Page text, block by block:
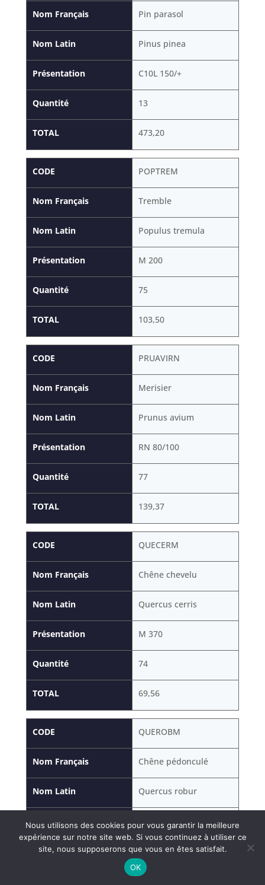
Nom Français
Nom Latin
Présentation
Quantité
TOTAL
Pin parasol
Pinus pinea
C10L 150/+
13
473,20
CODE
Nom Français
Nom Latin
Présentation
Quantité
TOTAL
POPTREM
Tremble
Populus tremula
M 200
75
103,50
CODE
Nom Français
Nom Latin
Présentation
Quantité
TOTAL
PRUAVIRN
Merisier
Prunus avium
RN 80/100
77
139,37
CODE
Nom Français
Nom Latin
Présentation
Quantité
TOTAL
QUECERM
Chêne chevelu
Quercus cerris
M 370
74
69,56
CODE
Nom Français
Nom Latin
Présentation
Quantité
QUEROBM
Chêne pédonculé
Quercus robur
75
86,25
Nous utilisons des cookies pour vous garantir la meilleure
expérience sur notre site web. Si vous continuez à utiliser ce
site, nous supposerons que vous en êtes satisfait.
OK